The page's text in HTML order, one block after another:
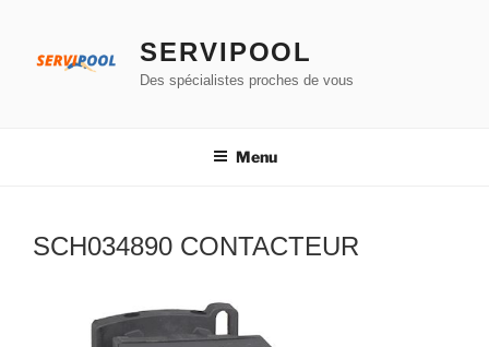
contenu
SERVIPOOL
Des spécialistes proches de vous
Menu
SCH034890 CONTACTEUR